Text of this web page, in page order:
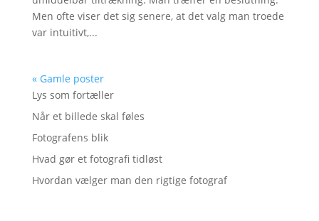
Men ofte viser det sig senere, at det valg man troede
var intuitivt,...
« Gamle poster
Lys som fortæller
Når et billede skal føles
Fotografens blik
Hvad gør et fotografi tidløst
Hvordan vælger man den rigtige fotograf